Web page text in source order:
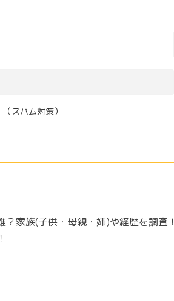
スパム対策）
家族(子供・母親・姉)や経歴を調査！